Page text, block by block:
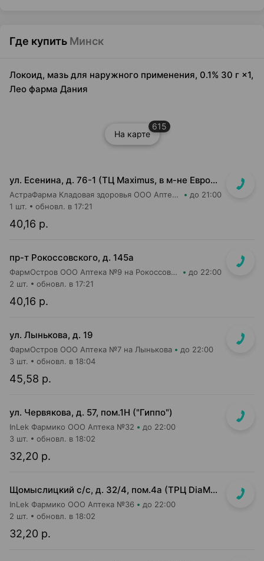
Где купить Минск
Локоид, мазь для наружного применения, 0.1% 30 г ×1,
Лео фарма Дания
На карте
615
ул. Есенина, д. 76-1 (ТЦ Maximus, в м-не Евроопт Super)
АстраФарма Кладовая здоровья ООО Аптека №9 до 21:00
40,16 р.
1 шт. обновл. в 17:21
пр-т Рокоссовского, д. 145а
ФармОстров ООО Аптека №9 на Рокоссовского до 22:00
40,16 р.
2 шт. обновл. в 17:21
ул. Лынькова, д. 19
ФармОстров ООО Аптека №7 на Лынькова до 22:00
45,58 р.
3 шт. обновл. в 18:04
ул. Червякова, д. 57, пом.1Н ("Гиппо")
InLek Фармико ООО Аптека №32 до 22:00
32,20 р.
3 шт. обновл. в 18:02
Щомыслицкий с/с, д. 32/4, пом.4а (ТРЦ DiaMond city, вход напротив магазина Маяк)
InLek Фармико ООО Аптека №36 до 22:00
32,20 р.
2 шт. обновл. в 18:02